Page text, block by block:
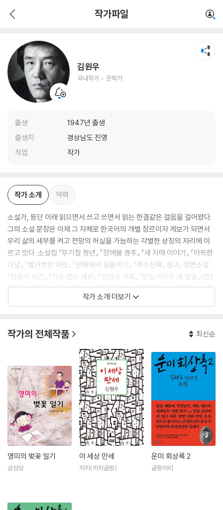
작가파일
김원우
국내작가 문학가
출생
1947년 출생
출생지
경상남도 진영
직업
작가
작가 소개 약력
소설가, 등단 이래 읽으면서 쓰고 쓰면서 읽는 한결같은 걸음을 걸어왔다.
그의 소설 문장은 이제 그 자체로 한국어의 개별 장르이자 계보가 되면서
우리 삶의 세부를 켜고 전망의 허실을 가늠하는 각별한 상징의 자리에 이
르고 있다. 소설집 『무기질 청년』 『장애물 경주』 『세 자매 이야기』 『아득한
나날』 『벌거벗은 마음』 『안팎에서 길들이기』 『객수산록』 등과, 장편소설
『짐승의 시간』 『가슴 없는 세상』 『일인극 가족』 『모노가미의 새 얼굴』(전2
권) 『모서리에서의 인생독법』 등이 있다. 한국창작문학상, 동인문학상, 동
서문학상, 대산문학상을 수상했다.작가 소개 더보기
작가의 전체작품 최신순
영미의 벚꽃 일기
삼성당
이 세상 만세
까치(까치글방)
운미 회상록 2
글항아리